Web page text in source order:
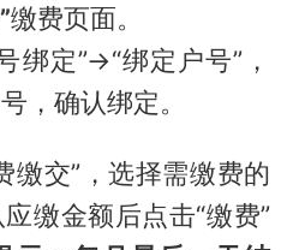
缴费页面。
绑定”→“绑定户号”，
，确认绑定。
缴交”，选择需缴费的
缴金额后点击“缴费”